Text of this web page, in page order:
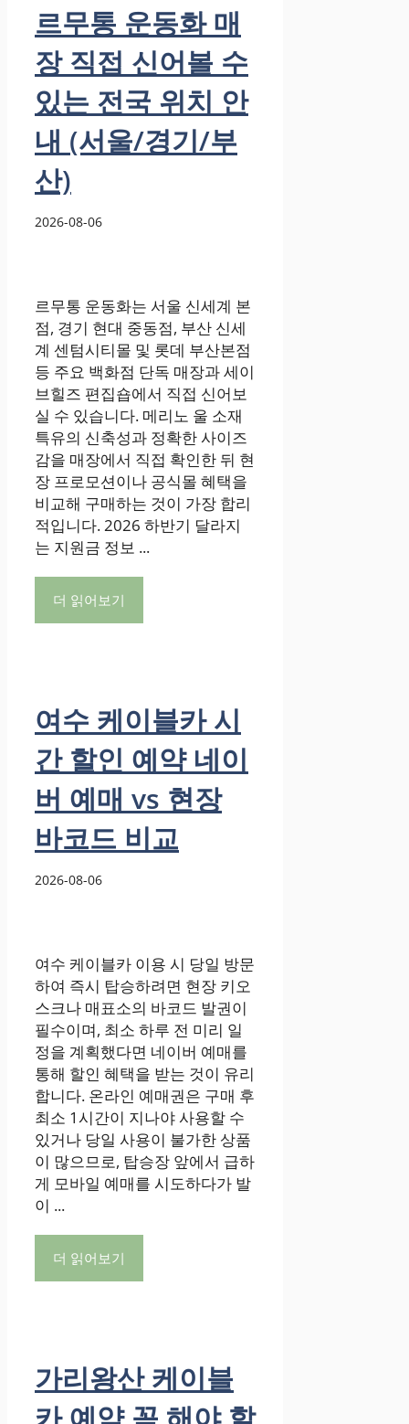
르무통 운동화 매
장 직접 신어볼 수
있는 전국 위치 안
내 (서울/경기/부
산)
2026-08-06
르무통 운동화는 서울 신세계 본
점, 경기 현대 중동점, 부산 신세
계 센텀시티몰 및 롯데 부산본점
등 주요 백화점 단독 매장과 세이
브힐즈 편집숍에서 직접 신어보
실 수 있습니다. 메리노 울 소재
특유의 신축성과 정확한 사이즈
감을 매장에서 직접 확인한 뒤 현
장 프로모션이나 공식몰 혜택을
비교해 구매하는 것이 가장 합리
적입니다. 2026 하반기 달라지
는 지원금 정보 ...
더 읽어보기
여수 케이블카 시
간 할인 예약 네이
버 예매 vs 현장
바코드 비교
2026-08-06
여수 케이블카 이용 시 당일 방문
하여 즉시 탑승하려면 현장 키오
스크나 매표소의 바코드 발권이
필수이며, 최소 하루 전 미리 일
정을 계획했다면 네이버 예매를
통해 할인 혜택을 받는 것이 유리
합니다. 온라인 예매권은 구매 후
최소 1시간이 지나야 사용할 수
있거나 당일 사용이 불가한 상품
이 많으므로, 탑승장 앞에서 급하
게 모바일 예매를 시도하다가 발
이 ...
더 읽어보기
가리왕산 케이블